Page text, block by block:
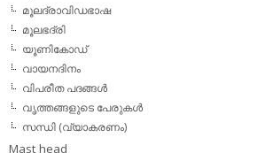
മൂലദ്രാവിഡഭാഷ
മൂലഭദ്രി
യൂണികോഡ്
വായനദിനം
വിപരീത പദങ്ങള്‍
വൃത്തങ്ങളുടെ പേരുകള്‍
സന്ധി (വ്യാകരണം)
Mast head